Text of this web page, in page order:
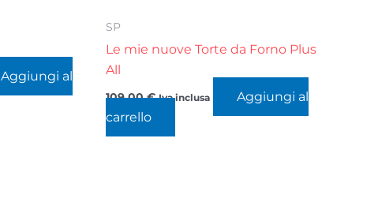
Aggiungi al
SP
Le mie nuove Torte da Forno Plus
All
109,00€ Iva inclusa
Aggiungi al
carrello